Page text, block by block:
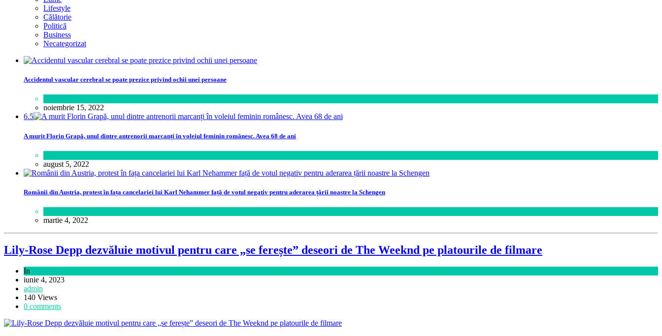
Lifestyle
Călătorie
Politică
Business
Necategorizat
Accidentul vascular cerebral se poate prezice privind ochii unei persoane
noiembrie 15, 2022
6.5
A murit Florin Grapă, unul dintre antrenorii marcanți în voleiul feminin românesc. Avea 68 de ani
august 5, 2022
Românii din Austria, protest în fața cancelariei lui Karl Nehammer față de votul negativ pentru aderarea țării noastre la Schengen
martie 4, 2022
Lily-Rose Depp dezvăluie motivul pentru care „se ferește” deseori de The Weeknd pe platourile de filmare
In
iunie 4, 2023
admin
140 Views
0 comments